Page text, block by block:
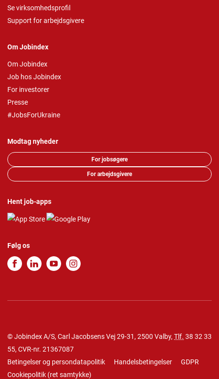
Se virksomhedsprofil
Support for arbejdsgivere
Om Jobindex
Om Jobindex
Job hos Jobindex
For investorer
Presse
#JobsForUkraine
Modtag nyheder
For jobsøgere
For arbejdsgivere
Hent job-apps
Følg os
© Jobindex A/S, Carl Jacobsens Vej 29-31, 2500 Valby, Tlf. 38 32 33
55, CVR-nr. 21367087
Betingelser og persondatapolitik
Handelsbetingelser
GDPR
Cookiepolitik (ret samtykke)